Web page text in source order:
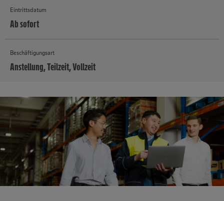
Eintrittsdatum
Ab sofort
Beschäftigungsart
Anstellung, Teilzeit, Vollzeit